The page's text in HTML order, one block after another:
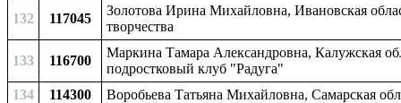
132 117045
Золотова Ирина Михайловна, Ивановская
творчества
133 116700
Маркина Тамара Александровна, Калужская
подростковый клуб "Радуга"
134
114300
Воробьева Татьяна Михайловна, Самарская